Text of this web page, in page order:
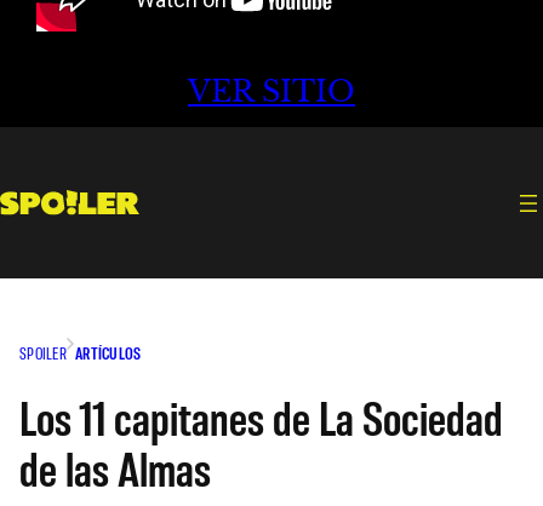
VER SITIO
SPOILER ARTÍCULOS
Los 11 capitanes de La Sociedad
de las Almas